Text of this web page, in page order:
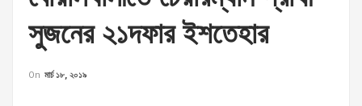
সুজনের ২১দফার ইশতেহার
On মার্চ ১৮, ২০১৯